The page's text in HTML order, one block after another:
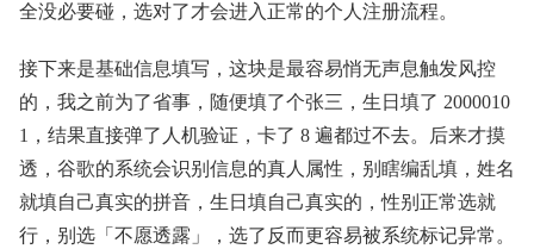
全没必要碰，选对了才会进入正常的个人注册流程。
接下来是基础信息填写，这块是最容易悄无声息触发风控
的，我之前为了省事，随便填了个张三，生日填了 2000010
1，结果直接弹了人机验证，卡了 8 遍都过不去。后来才摸
透，谷歌的系统会识别信息的真人属性，别瞎编乱填，姓名
就填自己真实的拼音，生日填自己真实的，性别正常选就
行，别选「不愿透露」，选了反而更容易被系统标记异常。